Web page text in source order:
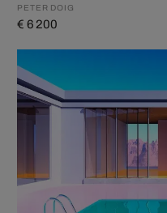
PETER DOIG
€ 6 200